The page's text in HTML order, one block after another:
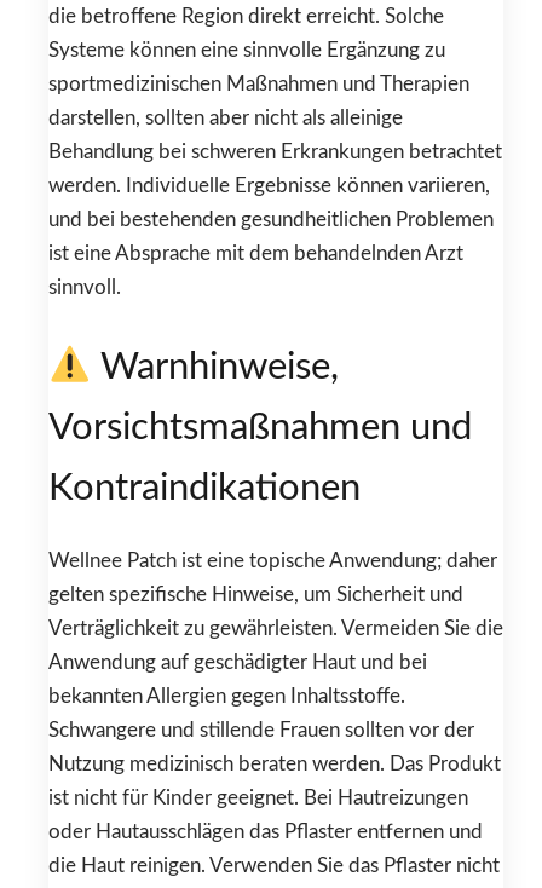
die betroffene Region direkt erreicht. Solche
Systeme können eine sinnvolle Ergänzung zu
sportmedizinischen Maßnahmen und Therapien
darstellen, sollten aber nicht als alleinige
Behandlung bei schweren Erkrankungen betrachtet
werden. Individuelle Ergebnisse können variieren,
und bei bestehenden gesundheitlichen Problemen
ist eine Absprache mit dem behandelnden Arzt
sinnvoll.
Warnhinweise,
Vorsichtsmaßnahmen und
Kontraindikationen
Wellnee Patch ist eine topische Anwendung; daher
gelten spezifische Hinweise, um Sicherheit und
Verträglichkeit zu gewährleisten. Vermeiden Sie die
Anwendung auf geschädigter Haut und bei
bekannten Allergien gegen Inhaltsstoffe.
Schwangere und stillende Frauen sollten vor der
Nutzung medizinisch beraten werden. Das Produkt
ist nicht für Kinder geeignet. Bei Hautreizungen
oder Hautausschlägen das Pflaster entfernen und
die Haut reinigen. Verwenden Sie das Pflaster nicht